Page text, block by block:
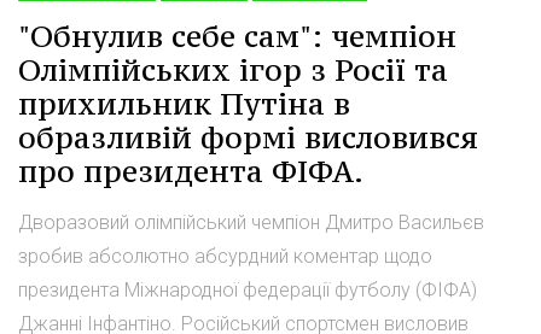
"Обнулив себе сам": чемпіон
Олімпійських ігор з Росії та
прихильник Путіна в
образливій формі висловився
про президента ФІФА.
Дворазовий олімпійський чемпіон Дмитро Васильєв
зробив абсолютно абсурдний коментар щодо
президента Міжнародної федерації футболу (ФІФА)
Джанні Інфантіно. Російський спортсмен висловив